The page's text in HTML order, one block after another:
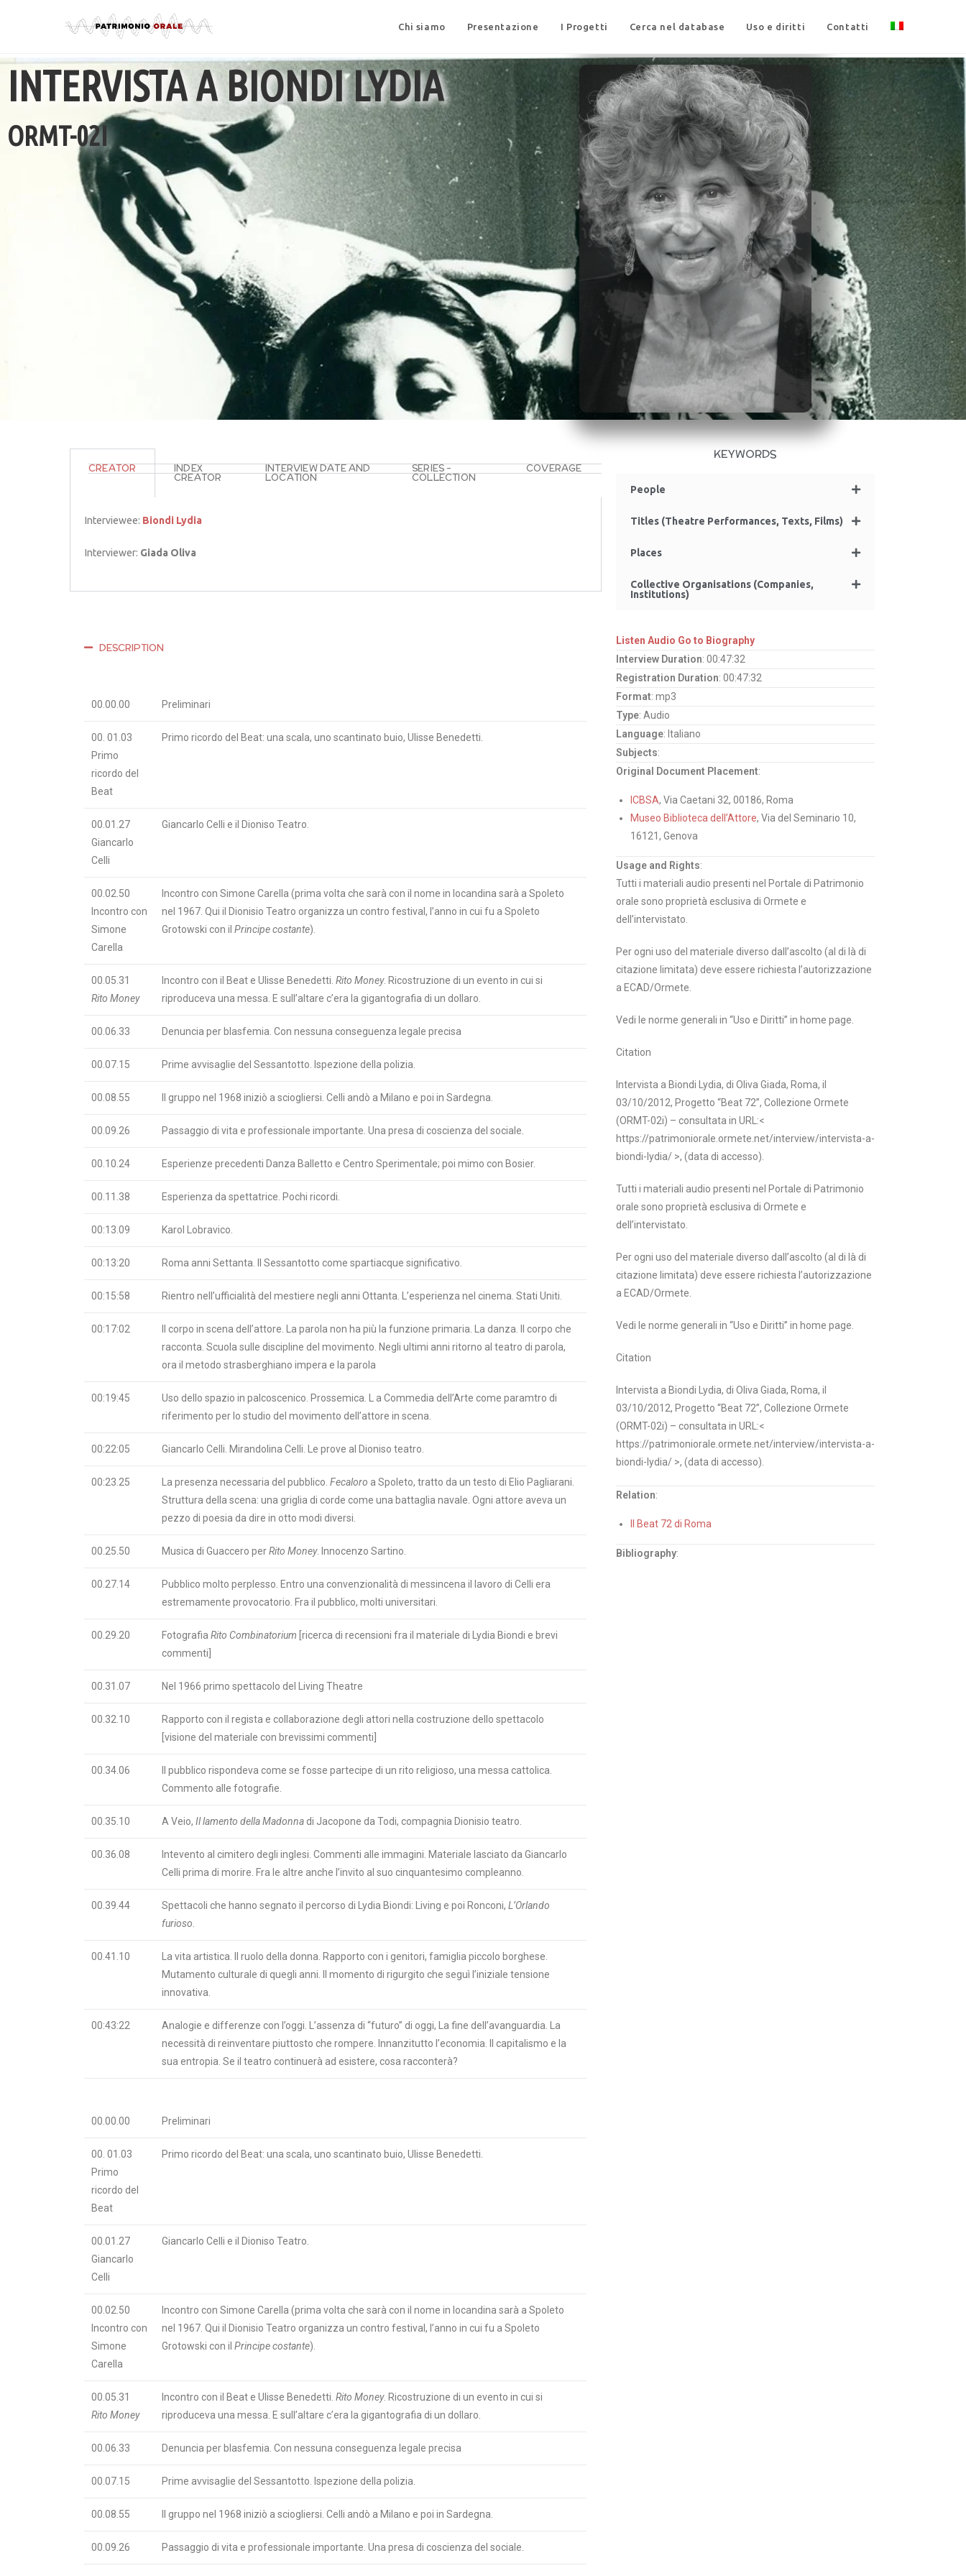
Chi siamo Presentazione I Progetti Cerca nel database Uso e diritti Contatti
INTERVISTA A BIONDI LYDIA
ORMT-02I
CREATOR INDEX
CREATOR
INTERVIEW DATE AND
LOCATION
SERIES –
COLLECTION
COVERAGE
Interviewee: Biondi Lydia
Interviewer: Giada Oliva
KEYWORDS
People
Titles (Theatre Performances, Texts, Films)
Places
Collective Organisations (Companies,
Institutions)
DESCRIPTION
00.00.00 Preliminari
00. 01.03
Primo
ricordo del
Beat
Primo ricordo del Beat: una scala, uno scantinato buio, Ulisse Benedetti.
00.01.27
Giancarlo
Celli
Giancarlo Celli e il Dioniso Teatro.
00.02.50
Incontro con
Simone
Carella
Incontro con Simone Carella (prima volta che sarà con il nome in locandina sarà a Spoleto
nel 1967. Qui il Dionisio Teatro organizza un contro festival, l’anno in cui fu a Spoleto
Grotowski con il Principe costante).
00.05.31
Rito Money
Incontro con il Beat e Ulisse Benedetti. Rito Money. Ricostruzione di un evento in cui si
riproduceva una messa. E sull’altare c’era la gigantografia di un dollaro.
00.06.33 Denuncia per blasfemia. Con nessuna conseguenza legale precisa
00.07.15 Prime avvisaglie del Sessantotto. Ispezione della polizia.
00.08.55 Il gruppo nel 1968 iniziò a sciogliersi. Celli andò a Milano e poi in Sardegna.
00.09.26 Passaggio di vita e professionale importante. Una presa di coscienza del sociale.
00.10.24 Esperienze precedenti Danza Balletto e Centro Sperimentale; poi mimo con Bosier.
00.11.38 Esperienza da spettatrice. Pochi ricordi.
00:13.09 Karol Lobravico.
00:13:20 Roma anni Settanta. Il Sessantotto come spartiacque significativo.
00:15:58 Rientro nell’ufficialità del mestiere negli anni Ottanta. L’esperienza nel cinema. Stati Uniti.
00:17:02
Il corpo in scena dell’attore. La parola non ha più la funzione primaria. La danza. Il corpo che
racconta. Scuola sulle discipline del movimento. Negli ultimi anni ritorno al teatro di parola,
ora il metodo strasberghiano impera e la parola
00:19:45
Uso dello spazio in palcoscenico. Prossemica. L a Commedia dell’Arte come paramtro di
riferimento per lo studio del movimento dell’attore in scena.
00:22:05 Giancarlo Celli. Mirandolina Celli. Le prove al Dioniso teatro.
00:23.25 La presenza necessaria del pubblico. Fecaloro a Spoleto, tratto da un testo di Elio Pagliarani.
Struttura della scena: una griglia di corde come una battaglia navale. Ogni attore aveva un
pezzo di poesia da dire in otto modi diversi.
00.25.50 Musica di Guaccero perRito Money. Innocenzo Sartino.
00.27.14
Pubblico molto perplesso. Entro una convenzionalità di messincena il lavoro di Celli era
estremamente provocatorio. Fra il pubblico, molti universitari.
00.29.20 Fotografia Rito Combinatorium [ricerca di recensioni fra il materiale di Lydia Biondi e brevi
commenti]
00.31.07 Nel 1966 primo spettacolo del Living Theatre
00.32.10
Rapporto con il regista e collaborazione degli attori nella costruzione dello spettacolo
[visione del materiale con brevissimi commenti]
00.34.06
Il pubblico rispondeva come se fosse partecipe di un rito religioso, una messa cattolica.
Commento alle fotografie.
00.35.10 A Veio, Il lamento della Madonna di Jacopone da Todi, compagnia Dionisio teatro.
00.36.08
Intevento al cimitero degli inglesi. Commenti alle immagini. Materiale lasciato da Giancarlo
Celli prima di morire. Fra le altre anche l’invito al suo cinquantesimo compleanno.
00.39.44 Spettacoli che hanno segnato il percorso di Lydia Biondi: Living e poi Ronconi, L’Orlando
furioso
00.41.10
La vita artistica. Il ruolo della donna. Rapporto con i genitori, famiglia piccolo borghese.
Mutamento culturale di quegli anni. Il momento di rigurgito che seguì l’iniziale tensione
innovativa.
00:43:22
Analogie e differenze con l’oggi. L’assenza di “futuro” di oggi, La fine dell’avanguardia. La
necessità di reinventare piuttosto che rompere. Innanzitutto l’economia. Il capitalismo e la
sua entropia. Se il teatro continuerà ad esistere, cosa racconterà?
00.00.00 Preliminari
00. 01.03
Primo
ricordo del
Beat
Primo ricordo del Beat: una scala, uno scantinato buio, Ulisse Benedetti.
00.01.27
Giancarlo
Celli
Giancarlo Celli e il Dioniso Teatro.
00.02.50
Incontro con
Simone
Carella
Incontro con Simone Carella (prima volta che sarà con il nome in locandina sarà a Spoleto
nel 1967. Qui il Dionisio Teatro organizza un contro festival, l’anno in cui fu a Spoleto
Grotowski con il Principe costante).
00.05.31
Rito Money
Incontro con il Beat e Ulisse Benedetti. Rito Money. Ricostruzione di un evento in cui si
riproduceva una messa. E sull’altare c’era la gigantografia di un dollaro.
00.06.33 Denuncia per blasfemia. Con nessuna conseguenza legale precisa
00.07.15 Prime avvisaglie del Sessantotto. Ispezione della polizia.
00.08.55 Il gruppo nel 1968 iniziò a sciogliersi. Celli andò a Milano e poi in Sardegna.
00.09.26 Passaggio di vita e professionale importante. Una presa di coscienza del sociale.
Listen Audio Go to Biography
Interview Duration: 00:47:32
Registration Duration: 00:47:32
Format: mp3
Type: Audio
Language: Italiano
Subjects:
Original Document Placement:
ICBSA, Via Caetani 32, 00186, Roma
Museo Biblioteca dell’Attore, Via del Seminario 10,
16121, Genova
Usage and Rights:
Tutti i materiali audio presenti nel Portale di Patrimonio
orale sono proprietà esclusiva di Ormete e
dell’intervistato.
Per ogni uso del materiale diverso dall’ascolto (al di là di
citazione limitata) deve essere richiesta l’autorizzazione
a ECAD/Ormete.
Vedi le norme generali in “Uso e Diritti” in home page.
Citation
Intervista a Biondi Lydia, di Oliva Giada, Roma, il
03/10/2012, Progetto “Beat 72”, Collezione Ormete
(ORMT-02i) – consultata in URL:<
https://patrimoniorale.ormete.net/interview/intervista-a-
biondi-lydia/ >, (data di accesso).
Tutti i materiali audio presenti nel Portale di Patrimonio
orale sono proprietà esclusiva di Ormete e
dell’intervistato.
Per ogni uso del materiale diverso dall’ascolto (al di là di
citazione limitata) deve essere richiesta l’autorizzazione
a ECAD/Ormete.
Vedi le norme generali in “Uso e Diritti” in home page.
Citation
Intervista a Biondi Lydia, di Oliva Giada, Roma, il
03/10/2012, Progetto “Beat 72”, Collezione Ormete
(ORMT-02i) – consultata in URL:<
https://patrimoniorale.ormete.net/interview/intervista-a-
biondi-lydia/ >, (data di accesso).
Relation:
Il Beat 72 di Roma
Bibliography: